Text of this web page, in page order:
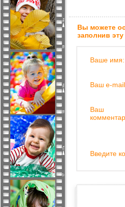
Вы можете
заполнив
Ваше имя:
Ваш e-
Ваш
Введите